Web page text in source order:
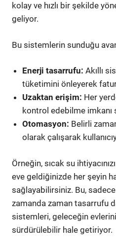
kolay ve hızlı bir şekilde
geliyor.
Bu sistemlerin sunduğu
Enerji tasarrufu: Akıllı
tüketimini önleyerek
Uzaktan erişim: Her
kontrol edebilme imkanı
Otomasyon: Belirli
olarak çalışarak
Örneğin, sıcak su
eve geldiğinizde her şeyin
sağlayabilirsiniz. Bu,
zamanda zaman tasarrufu
sistemleri, geleceğin evlerini
sürdürülebilir hale getiriyor.